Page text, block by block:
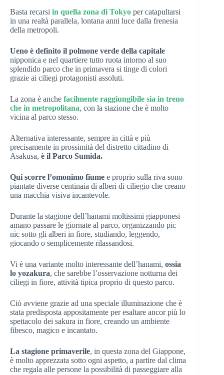
Basta recarsi in quella zona di Tokyo per catapultarsi
in una realtà parallela, lontana anni luce dalla frenesia
della metropoli.
Ueno è definito il polmone verde della capitale
nipponica e nel quartiere tutto ruota intorno al suo
splendido parco che in primavera si tinge di colori
grazie ai ciliegi protagonisti assoluti.
La zona è anche facilmente raggiungibile sia in treno
che in metropolitana, con la stazione che è molto
vicina al parco stesso.
Alternativa interessante, sempre in città e più
precisamente in prossimità del distretto cittadino di
Asakusa, è il Parco Sumida.
Qui scorre l’omonimo fiume e proprio sulla riva sono
piantate diverse centinaia di alberi di ciliegio che creano
una macchia visiva incantevole.
Durante la stagione dell’hanami moltissimi giapponesi
amano passare le giornate al parco, organizzando pic
nic sotto gli alberi in fiore, studiando, leggendo,
giocando o semplicemente rilassandosi.
Vi è una variante molto interessante dell’hanami, ossia
lo yozakura, che sarebbe l’osservazione notturna dei
ciliegi in fiore, attività tipica proprio di questo parco.
Ciò avviene grazie ad una speciale illuminazione che è
stata predisposta appositamente per esaltare ancor più lo
spettacolo dei sakura in fiore, creando un ambiente
fibesco, magico e incantato.
La stagione primaverile, in questa zona del Giappone,
è molto apprezzata sotto ogni aspetto, a partire dal clima
che regala alle persone la possibilità di passeggiare alla